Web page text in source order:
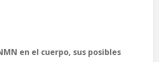
en el cuerpo, sus posibles